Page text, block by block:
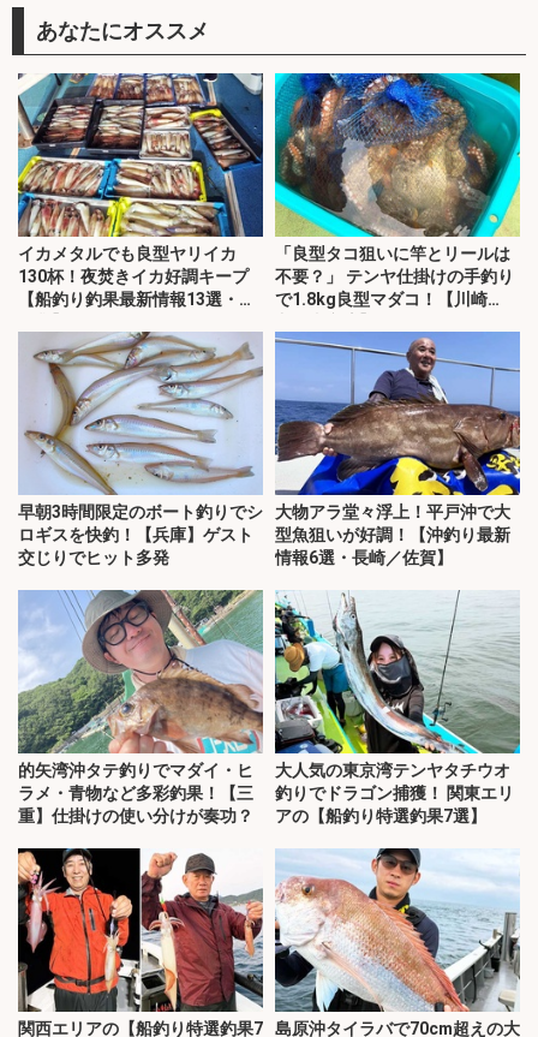
あなたにオススメ
イカメタルでも良型ヤリイカ
130杯！夜焚きイカ好調キープ
【船釣り釣果最新情報13選・玄
「良型タコ狙いに竿とリールは
不要？」 テンヤ仕掛けの手釣り
で1.8kg良型マダコ！【川崎
早朝3時間限定のボート釣りでシ
ロギスを快釣！【兵庫】ゲスト
交じりでヒット多発
大物アラ堂々浮上！平戸沖で大
型魚狙いが好調！【沖釣り最新
情報6選・長崎／佐賀】
的矢湾沖タテ釣りでマダイ・ヒ
ラメ・青物など多彩釣果！【三
重】仕掛けの使い分けが奏功？
大人気の東京湾テンヤタチウオ
釣りでドラゴン捕獲！ 関東エリ
アの【船釣り特選釣果7選】
関西エリアの【船釣り特選釣果7 島原沖タイラバで70cm超えの大